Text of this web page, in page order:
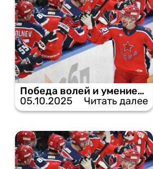
Победа волей и умением: ЦСКА одолел «Северсталь».
05.10.2025
Читать далее